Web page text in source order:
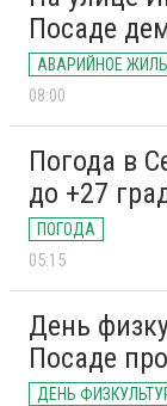
Посаде
АВАРИЙНОЕ
08:00
Погода в
до +27
ПОГОДА
05:15
День
Посаде
ДЕНЬ